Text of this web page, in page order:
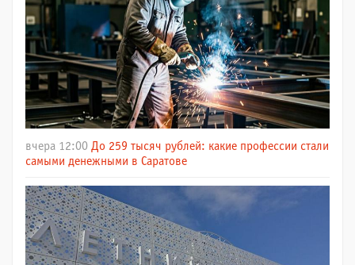
вчера 12:00 До 259 тысяч рублей: какие профессии стали
самыми денежными в Саратове